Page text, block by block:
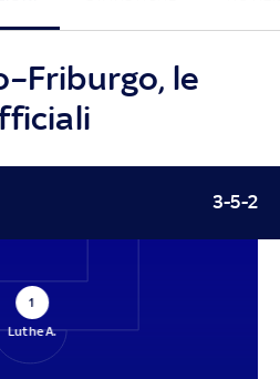
le
3-5-2
1
Luthe A.